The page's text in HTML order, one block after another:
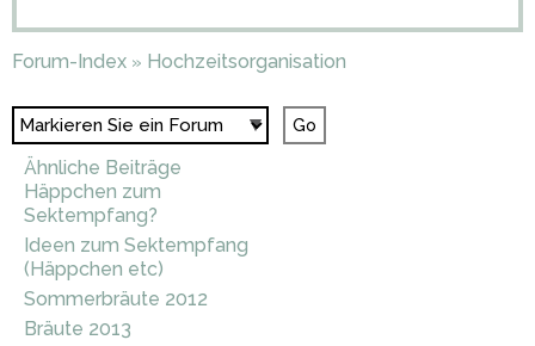
Forum-Index » Hochzeitsorganisation
Ähnliche Beiträge
Häppchen zum
Sektempfang?
Ideen zum Sektempfang
(Häppchen etc)
Sommerbräute 2012
Bräute 2013